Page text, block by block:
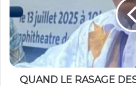
QUAND LE RASAGE